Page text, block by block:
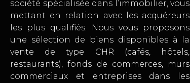
société spécialisée dans l’immobilier, vous
mettant en relation avec les acquéreurs
les plus qualifiés. Nous vous proposons
une sélection de biens disponibles à la
vente de type CHR (cafés, hôtels,
restaurants), fonds de commerces, murs
commerciaux et entreprises dans les